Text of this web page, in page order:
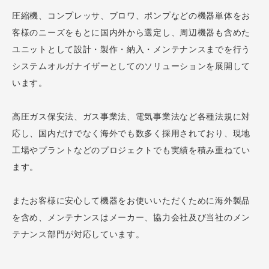
圧縮機、コンプレッサ、ブロワ、ポンプなどの機器単体をお
客様のニーズをもとに国内外から選定し、周辺機器も含めた
ユニットとして設計・製作・納入・メンテナンスまでを行う
システムオルガナイザーとしてのソリューションを展開して
います。
高圧ガス保安法、ガス事業法、電気事業法など各種法規に対
応し、国内だけでなく海外でも数多く採用されており、現地
工場やプラントなどのプロジェクトでも実績を積み重ねてい
ます。
またお客様に安心して機器をお使いいただくために海外製品
を含め、メンテナンスはメーカー、協力会社及び当社のメン
テナンス部門が対応しています。